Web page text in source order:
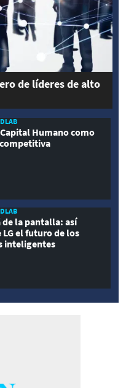
de líderes de alto
Humano como
de la pantalla: así
LG el futuro de los
inteligentes